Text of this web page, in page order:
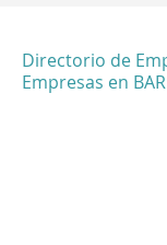
Directorio de
Empresas en